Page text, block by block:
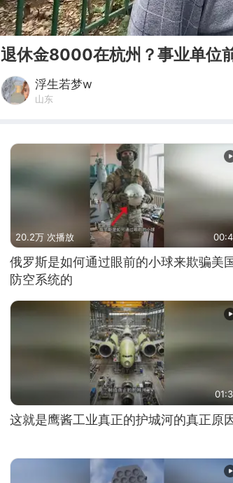
00:00
退休金8000在杭州？事业单位
浮生若梦w
山东
20.2万 次播放
俄罗斯是如何通过眼前的小球来欺骗美
防空系统的
这就是鹰酱工业真正的护城河的真正原